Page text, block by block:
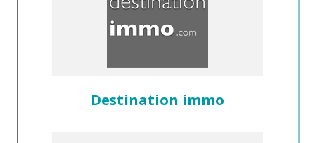
Destination immo